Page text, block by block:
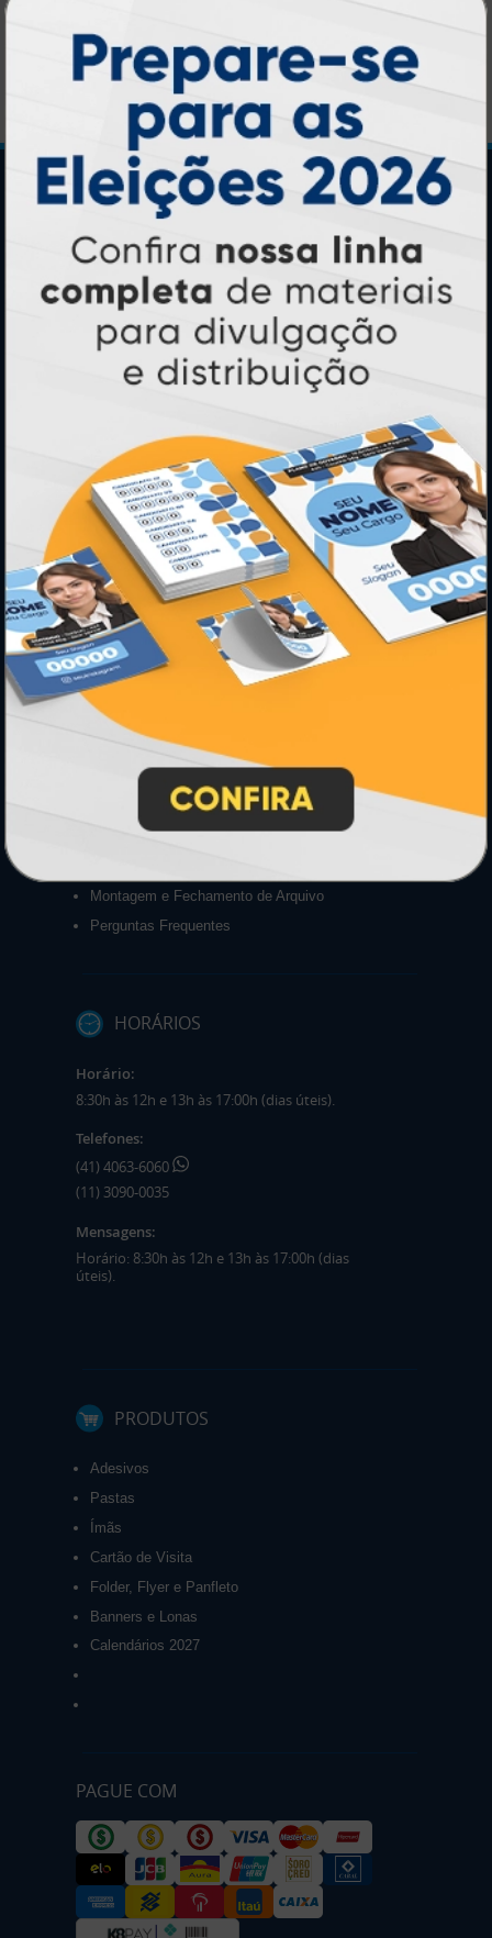
Central de Informações
GRÁFICA ATUAL CARD
Agente Oficial
Blog
Contato
Lista de Balcões
Lista de Preços
Mapa do Site
Sobre Nós
Termos de Uso
Relatório de Transparência e Igualdade
Salarial
Como Comprar
Como exportar em PDF/X1-a
Entrega 12 Horas
Montagem e Fechamento de Arquivo
Perguntas Frequentes
HORÁRIOS
Horário:
8:30h às 12h e 13h às 17:00h (dias úteis).
Telefones:
(41) 4063-6060
(11) 3090-0035
Mensagens:
Horário: 8:30h às 12h e 13h às 17:00h (dias
úteis).
PRODUTOS
Adesivos
Pastas
Ímãs
Cartão de Visita
Folder, Flyer e Panfleto
Banners e Lonas
Calendários 2027
PAGUE COM